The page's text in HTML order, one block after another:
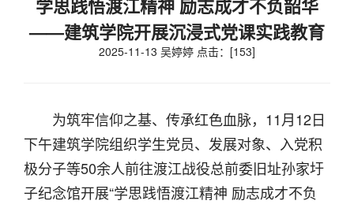
学思践悟渡江精神 励志成才不负韶华
——建筑学院开展沉浸式党课实践教育
2025-11-13 吴婷婷 点击：[153]
为筑牢信仰之基、传承红色血脉，11月12日
下午建筑学院组织学生党员、发展对象、入党积
极分子等50余人前往渡江战役总前委旧址孙家圩
子纪念馆开展“学思践悟渡江精神 励志成才不负